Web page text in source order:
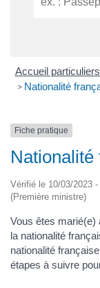
Accueil particuliers
> Nationalité
Fiche pratique
Vérifié le 10/03/2023
(Première ministre)
Vous êtes
la nationalité
nationalité
étapes à suivre